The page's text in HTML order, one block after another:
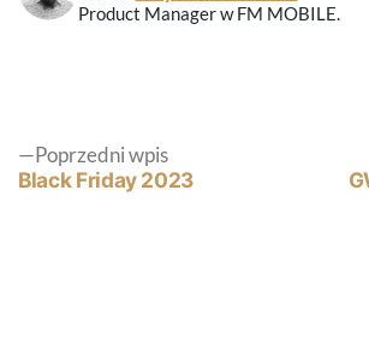
Product Manager w FM MOBILE.
Nawigacja
Poprzedni wpisPoprzedni
wpis:
Black Friday 2023